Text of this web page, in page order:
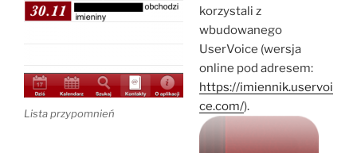
Lista przypomnień
korzystali z
wbudowanego
UserVoice (wersja
online pod adresem:
https://imiennik.uservoi
ce.com/).